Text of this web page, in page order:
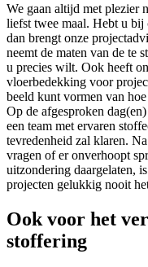
We gaan altijd met plezier
liefst twee maal. Hebt u bij
dan brengt onze
neemt de maten van de te
u precies wilt. Ook heeft
vloerbedekking voor
beeld kunt vormen van
Op de afgesproken
een team met ervaren
tevredenheid zal klaren.
vragen of er onverhoopt
uitzondering daargelaten,
projecten gelukkig nooit
Ook voor het
stoffering